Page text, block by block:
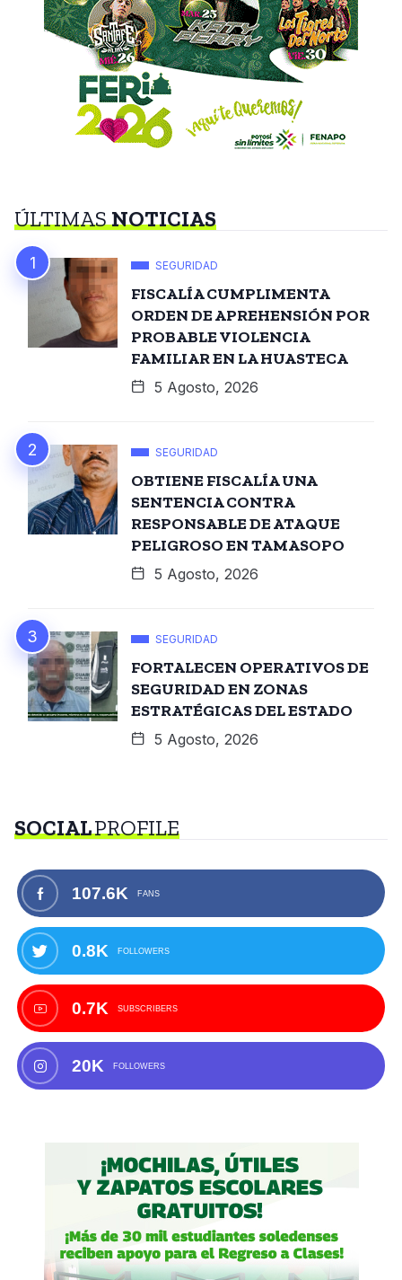
ÚLTIMASNOTICIAS
SEGURIDAD
FISCALÍA CUMPLIMENTA
ORDEN DE APREHENSIÓN POR
PROBABLE VIOLENCIA
FAMILIAR EN LA HUASTECA
5 Agosto, 2026
SEGURIDAD
OBTIENE FISCALÍA UNA
SENTENCIA CONTRA
RESPONSABLE DE ATAQUE
PELIGROSO EN TAMASOPO
5 Agosto, 2026
SEGURIDAD
FORTALECEN OPERATIVOS DE
SEGURIDAD EN ZONAS
ESTRATÉGICAS DEL ESTADO
5 Agosto, 2026
SOCIALPROFILE
107.6K FANS
0.8K FOLLOWERS
0.7K SUBSCRIBERS
20K FOLLOWERS